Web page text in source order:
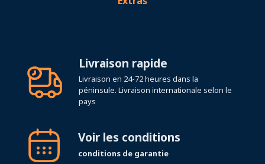
Livraison en 24-72 heures dans la
péninsule. Livraison internationale selon le
pays
conditions de garantie